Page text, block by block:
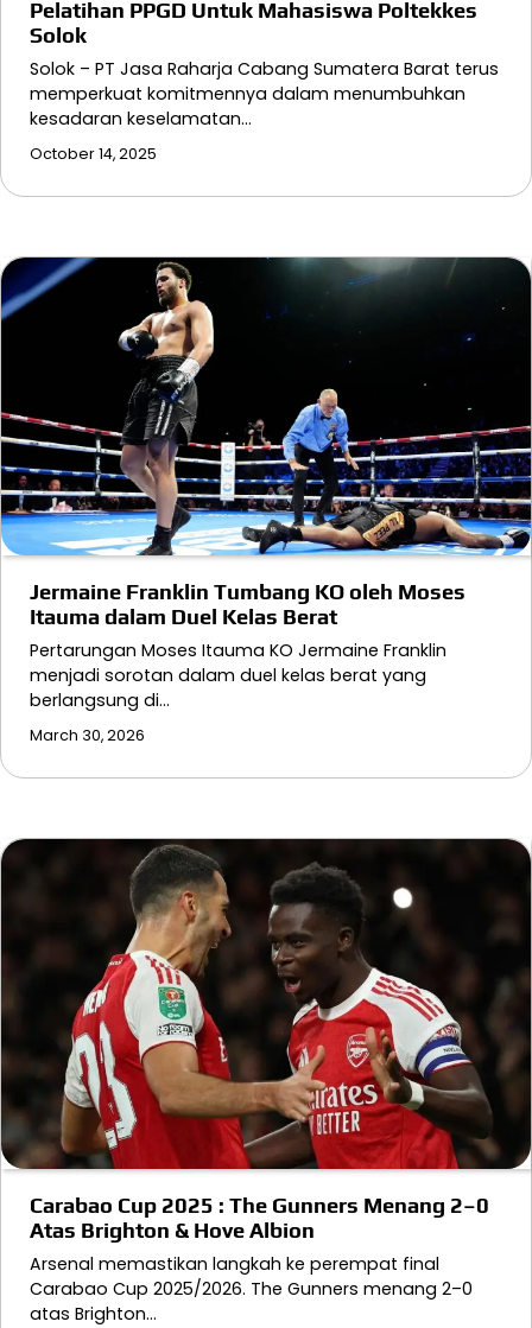
Pelatihan PPGD Untuk Mahasiswa Poltekkes
Solok
Solok – PT Jasa Raharja Cabang Sumatera Barat terus
memperkuat komitmennya dalam menumbuhkan
kesadaran keselamatan…
October 14, 2025
Jermaine Franklin Tumbang KO oleh Moses
Itauma dalam Duel Kelas Berat
Pertarungan Moses Itauma KO Jermaine Franklin
menjadi sorotan dalam duel kelas berat yang
berlangsung di…
March 30, 2026
Carabao Cup 2025 : The Gunners Menang 2–0
Atas Brighton & Hove Albion
Arsenal memastikan langkah ke perempat final
Carabao Cup 2025/2026. The Gunners menang 2–0
atas Brighton…